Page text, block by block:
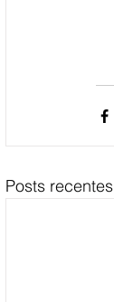
Posts recentes